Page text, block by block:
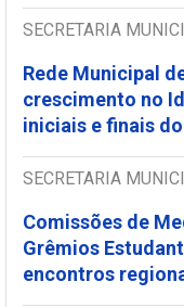
SECRETARIA
Rede Municipal
crescimento no
iniciais e finais
SECRETARIA
Comissões de
Grêmios
encontros